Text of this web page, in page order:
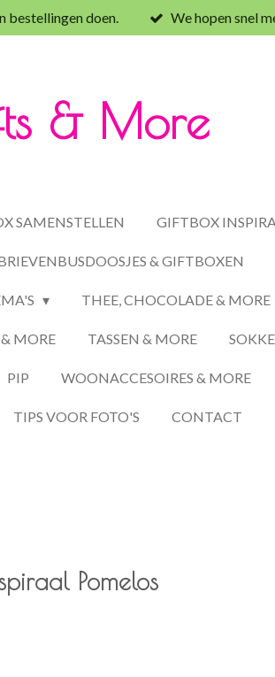
bestellingen doen. We hopen snel
& More
SAMENSTELLEN GIFTBOX
& GIFTBOXEN
THEE, CHOCOLADE & MORE
MORE TASSEN & MORE
PIP WOONACCESOIRES & MORE
TIPS VOOR FOTO'S CONTACT
Pomelos